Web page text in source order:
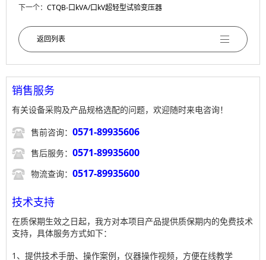
下一个： CTQB-口kVA/口kV超轻型试验变压器
返回列表
销售服务
有关设备采购及产品规格选配的问题，欢迎随时来电咨询！
 售前咨询： 0571-89935606
 售后服务： 0571-89935600
 物流查询： 0517-89935600
技术支持
在质保期生效之日起，我方对本项目产品提供质保期内的免费技术
支持，具体服务方式如下：
1、提供技术手册、操作案例，仪器操作视频，方便在线教学